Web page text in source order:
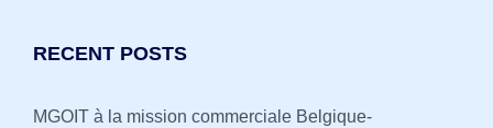
RECENT POSTS
MGOIT à la mission commerciale Belgique-